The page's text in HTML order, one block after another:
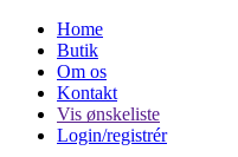
Home
Butik
Om os
Kontakt
Vis ønskeliste
Login/registrér